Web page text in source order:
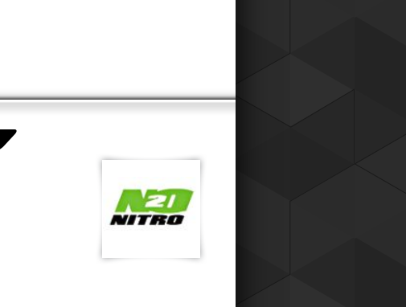
ДИСКОНТНАЯ СИСТЕМА
Мы разработали дисконтную систему
покупок для наших постоянных клиентов,